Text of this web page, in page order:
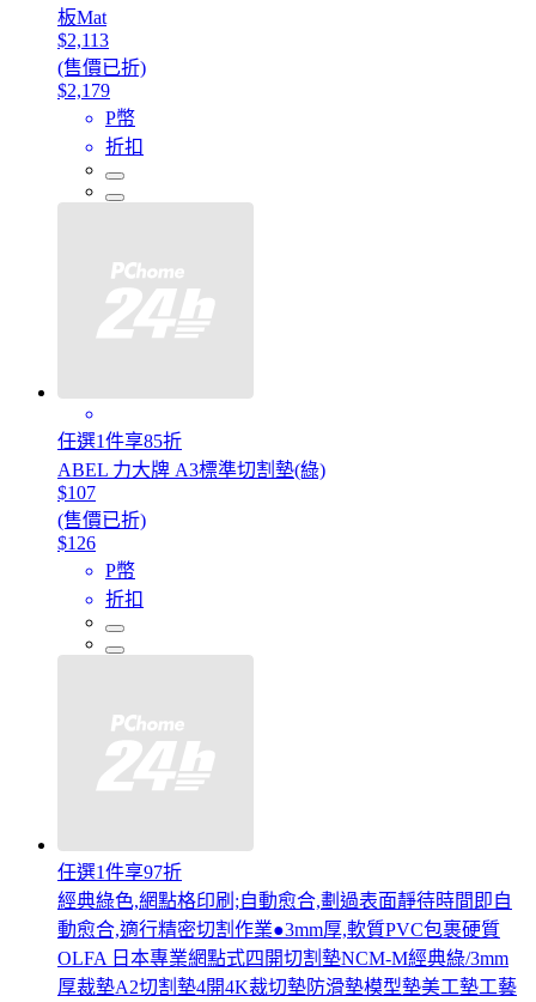
板Mat
$2,113
(售價已折)
$2,179
P幣
折扣
任選1件享85折
ABEL 力大牌 A3標準切割墊(綠)
$107
(售價已折)
$126
P幣
折扣
任選1件享97折
經典綠色,網點格印刷;自動愈合,劃過表面靜待時間即自
動愈合,適行精密切割作業●3mm厚,軟質PVC包裹硬質
OLFA 日本專業網點式四開切割墊NCM-M經典綠/3mm
厚裁墊A2切割墊4開4K裁切墊防滑墊模型墊美工墊工藝